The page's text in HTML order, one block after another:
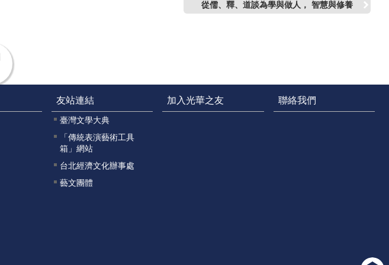
從儒、釋、道談為學與做人， 智慧與修養
友站連結
臺灣文學大典
「傳統表演藝術工具
箱」網站
台北經濟文化辦事處
藝文團體
加入光華之友 聯絡我們